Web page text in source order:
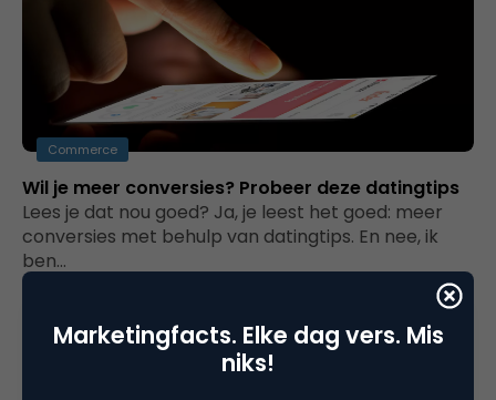
Commerce
Wil je meer conversies? Probeer deze datingtips
Lees je dat nou goed? Ja, je leest het goed: meer
conversies met behulp van datingtips. En nee, ik
ben…
Marketingfacts. Elke dag vers. Mis
niks!